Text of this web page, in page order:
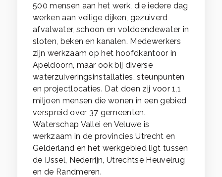
500 mensen aan het werk, die iedere dag
werken aan veilige dijken, gezuiverd
afvalwater, schoon en voldoendewater in
sloten, beken en kanalen. Medewerkers
zijn werkzaam op het hoofdkantoor in
Apeldoorn, maar ook bij diverse
waterzuiveringsinstallaties, steunpunten
en projectlocaties. Dat doen zij voor 1,1
miljoen mensen die wonen in een gebied
verspreid over 37 gemeenten.
Waterschap Vallei en Veluwe is
werkzaam in de provincies Utrecht en
Gelderland en het werkgebied ligt tussen
de IJssel, Nederrijn, Utrechtse Heuvelrug
en de Randmeren.